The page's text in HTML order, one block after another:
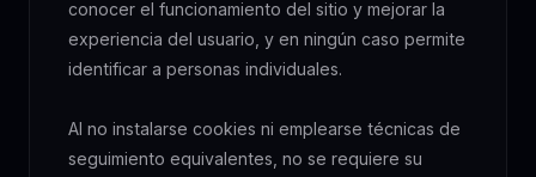
conocer el funcionamiento del sitio y mejorar la
experiencia del usuario, y en ningún caso permite
identificar a personas individuales.
Al no instalarse cookies ni emplearse técnicas de
seguimiento equivalentes, no se requiere su